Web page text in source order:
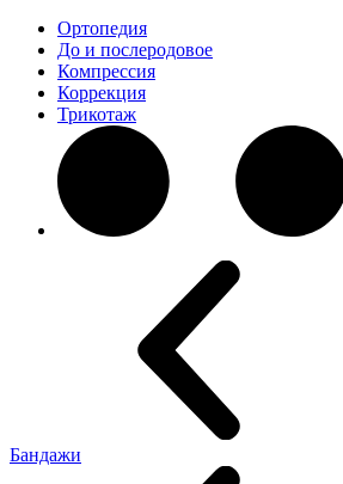
Ортопедия
До и послеродовое
Компрессия
Коррекция
Трикотаж
Бандажи